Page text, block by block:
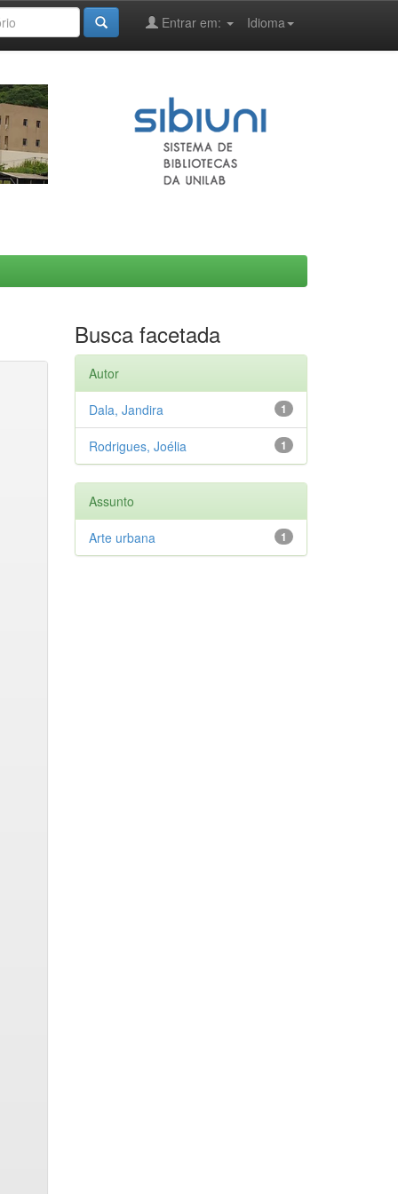
Idioma
Entrar em:
Busca facetada
Autor
1
Dala, Jandira
1
Rodrigues, Joélia
Assunto
1
Arte urbana